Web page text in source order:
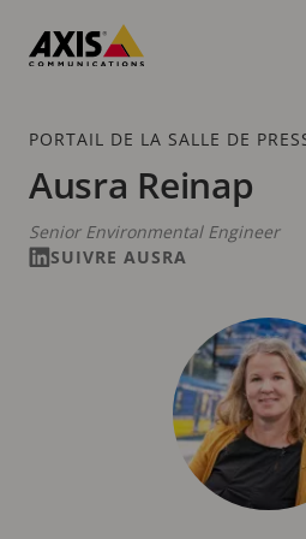
contenu
Fil
PORTAIL DE LA SALLE DE
Ausra Reinap
Senior Environmental Engineer
SUIVRE AUSRA